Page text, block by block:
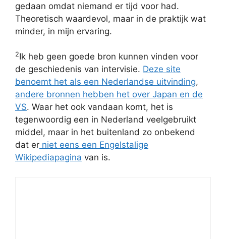
gedaan omdat niemand er tijd voor had.
Theoretisch waardevol, maar in de praktijk wat
minder, in mijn ervaring.
2Ik heb geen goede bron kunnen vinden voor
de geschiedenis van intervisie. Deze site
benoemt het als een Nederlandse uitvinding,
andere bronnen hebben het over Japan en de
VS. Waar het ook vandaan komt, het is
tegenwoordig een in Nederland veelgebruikt
middel, maar in het buitenland zo onbekend
dat er niet eens een Engelstalige
Wikipediapagina van is.